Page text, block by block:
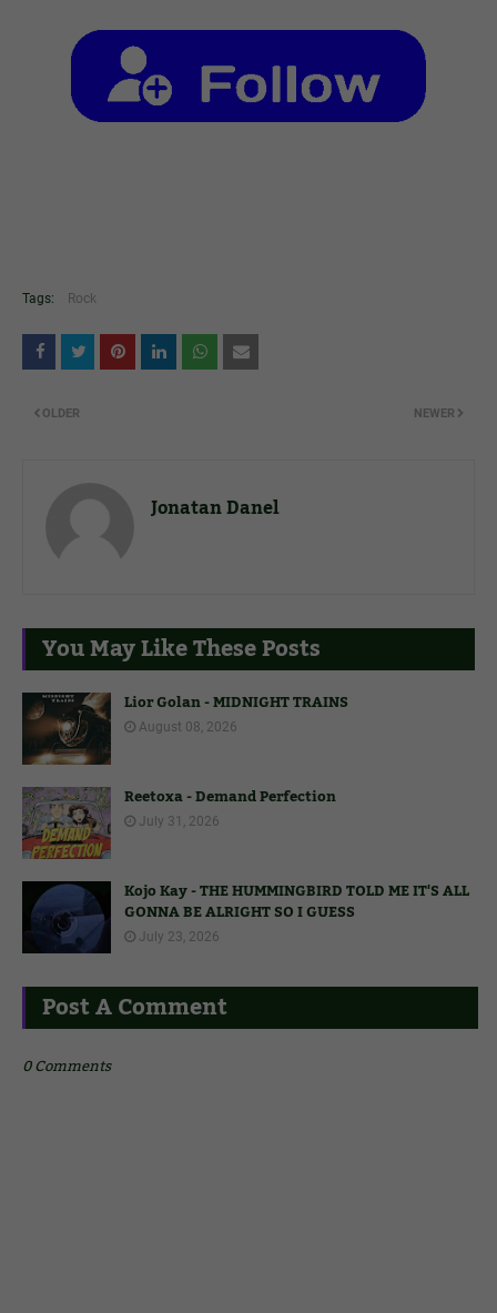
Tags: Rock
NEWER
OLDER
Jonatan Danel
You May Like These Posts
Lior Golan - MIDNIGHT TRAINS
August 08, 2026
Reetoxa - Demand Perfection
July 31, 2026
Kojo Kay - THE HUMMINGBIRD TOLD ME IT'S ALL
GONNA BE ALRIGHT SO I GUESS
July 23, 2026
Post A Comment
0 Comments